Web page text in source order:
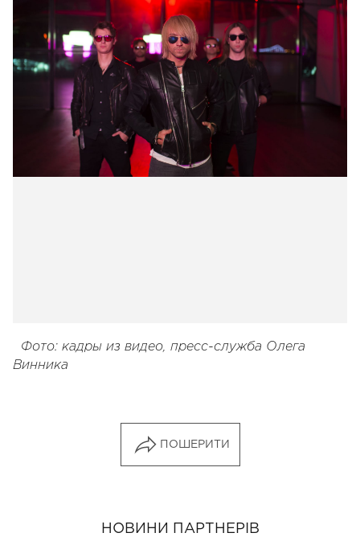
Фото: кадры из видео, пресс-служба Олега
Винника
ПОШЕРИТИ
НОВИНИ ПАРТНЕРІВ